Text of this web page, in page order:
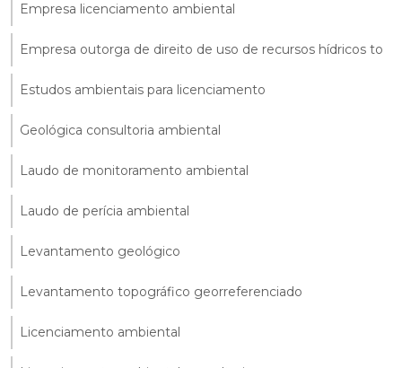
Empresa licenciamento ambiental
Empresa outorga de direito de uso de recursos hídricos to
Estudos ambientais para licenciamento
Geológica consultoria ambiental
Laudo de monitoramento ambiental
Laudo de perícia ambiental
Levantamento geológico
Levantamento topográfico georreferenciado
Licenciamento ambiental